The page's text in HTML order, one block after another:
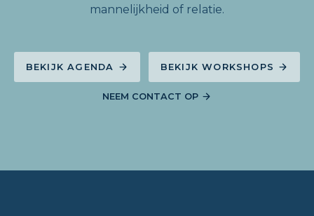
mannelijkheid of relatie.
BEKIJK AGENDA BEKIJK WORKSHOPS
NEEM CONTACT OP